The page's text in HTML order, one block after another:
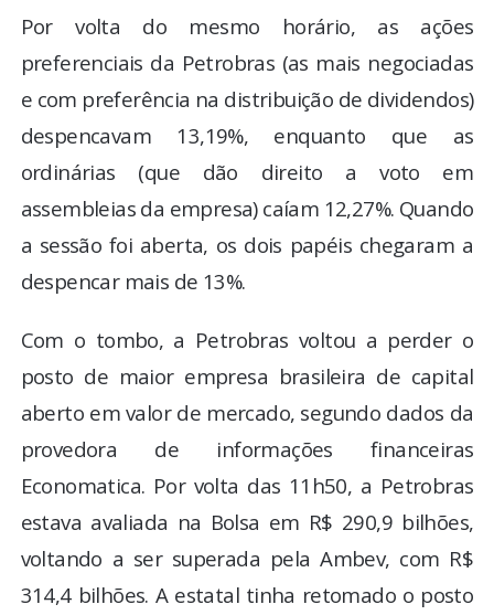
Por volta do mesmo horário, as ações
preferenciais da Petrobras (as mais negociadas
e com preferência na distribuição de dividendos)
despencavam 13,19%, enquanto que as
ordinárias (que dão direito a voto em
assembleias da empresa) caíam 12,27%. Quando
a sessão foi aberta, os dois papéis chegaram a
despencar mais de 13%.
Com o tombo, a Petrobras voltou a perder o
posto de maior empresa brasileira de capital
aberto em valor de mercado, segundo dados da
provedora de informações financeiras
Economatica. Por volta das 11h50, a Petrobras
estava avaliada na Bolsa em R$ 290,9 bilhões,
voltando a ser superada pela Ambev, com R$
314,4 bilhões. A estatal tinha retomado o posto